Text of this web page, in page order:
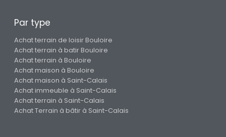
Par type
Achat terrain de loisir Bouloire
Achat terrain à batir Bouloire
Achat terrain à Bouloire
Achat maison à Bouloire
Achat maison à Saint-Calais
Achat immeuble à Saint-Calais
Achat terrain à Saint-Calais
Achat Terrain à bâtir à Saint-Calais